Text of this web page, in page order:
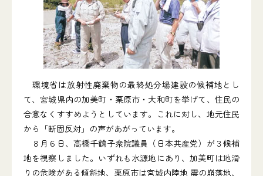
環境省は放射性廃棄物の最終処分場建設の候補地とし
て、宮城県内の加美町・栗原市・大和町を挙げて、住民の
合意なくすすめようとしています。これに対し、地元住民
から「断固反対」の声があがっています。
８月６日、高橋千鶴子衆院議員（日本共産党）が３候補
地を視察しました。いずれも水源地にあり、加美町は地滑
りの危険がある傾斜地、栗原市は宮城内陸地 震の崩落地、